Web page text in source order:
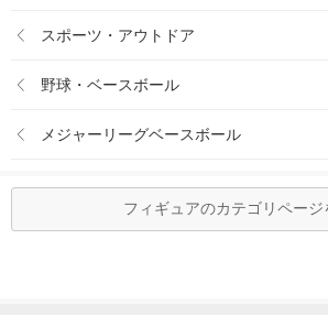
スポーツ・アウトドア
野球・ベースボール
メジャーリーグベースボール
フィギュアのカテゴリページ